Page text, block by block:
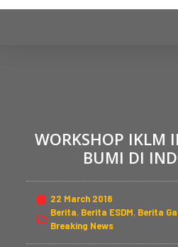
WORKSHOP IKLM
BUMI DI
22 March 2018
Berita, Berita ESDM, Berita
Breaking News